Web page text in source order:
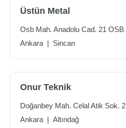
Üstün Metal
Osb Mah. Anadolu Cad. 21 OSB
Ankara | Sincan
Onur Teknik
Doğanbey Mah. Celal Atik Sok. 2
Ankara | Altındağ